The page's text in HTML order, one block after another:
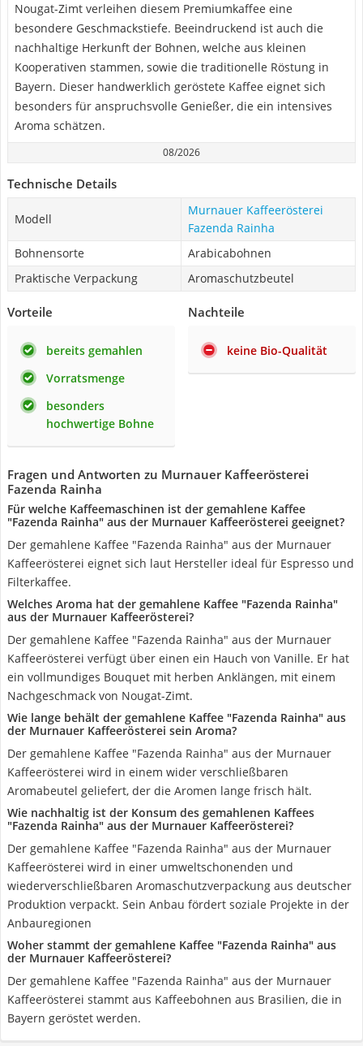
Nougat-Zimt verleihen diesem Premiumkaffee eine
besondere Geschmackstiefe. Beeindruckend ist auch die
nachhaltige Herkunft der Bohnen, welche aus kleinen
Kooperativen stammen, sowie die traditionelle Röstung in
Bayern. Dieser handwerklich geröstete Kaffee eignet sich
besonders für anspruchsvolle Genießer, die ein intensives
Aroma schätzen.
08/2026
Technische Details
Modell
Murnauer Kaffeerösterei
Fazenda Rainha
Bohnensorte
Arabicabohnen
Praktische Verpackung
Aromaschutzbeutel
Vorteile
bereits gemahlen
Vorratsmenge
besonders
hochwertige Bohne
Nachteile
keine Bio-Qualität
Fragen und Antworten zu Murnauer Kaffeerösterei
Fazenda Rainha
Für welche Kaffeemaschinen ist der gemahlene Kaffee
"Fazenda Rainha" aus der Murnauer Kaffeerösterei geeignet?
Der gemahlene Kaffee "Fazenda Rainha" aus der Murnauer
Kaffeerösterei eignet sich laut Hersteller ideal für Espresso und
Filterkaffee.
Welches Aroma hat der gemahlene Kaffee "Fazenda Rainha"
aus der Murnauer Kaffeerösterei?
Der gemahlene Kaffee "Fazenda Rainha" aus der Murnauer
Kaffeerösterei verfügt über einen ein Hauch von Vanille. Er hat
ein vollmundiges Bouquet mit herben Anklängen, mit einem
Nachgeschmack von Nougat-Zimt.
Wie lange behält der gemahlene Kaffee "Fazenda Rainha" aus
der Murnauer Kaffeerösterei sein Aroma?
Der gemahlene Kaffee "Fazenda Rainha" aus der Murnauer
Kaffeerösterei wird in einem wider verschließbaren
Aromabeutel geliefert, der die Aromen lange frisch hält.
Wie nachhaltig ist der Konsum des gemahlenen Kaffees
"Fazenda Rainha" aus der Murnauer Kaffeerösterei?
Der gemahlene Kaffee "Fazenda Rainha" aus der Murnauer
Kaffeerösterei wird in einer umweltschonenden und
wiederverschließbaren Aromaschutzverpackung aus deutscher
Produktion verpackt. Sein Anbau fördert soziale Projekte in der
Anbauregionen
Woher stammt der gemahlene Kaffee "Fazenda Rainha" aus
der Murnauer Kaffeerösterei?
Der gemahlene Kaffee "Fazenda Rainha" aus der Murnauer
Kaffeerösterei stammt aus Kaffeebohnen aus Brasilien, die in
Bayern geröstet werden.